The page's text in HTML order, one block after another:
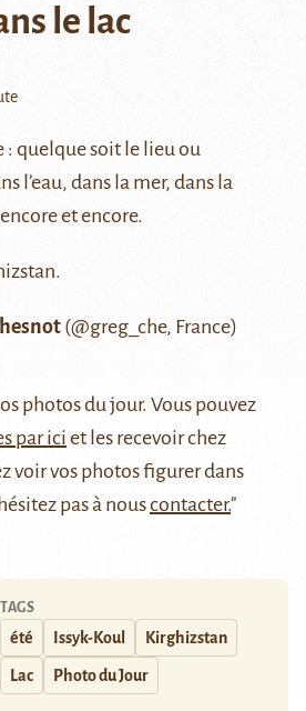
le lac
quelque soit le lieu ou
l’eau, dans la mer, dans la
et encore.
(@greg_che, France)
photos du jour. Vous pouvez
par ici et les recevoir chez
voir vos photos figurer dans
pas à nouscontacter."
TAGS
été Issyk-Koul Kirghizstan
Lac Photo du Jour